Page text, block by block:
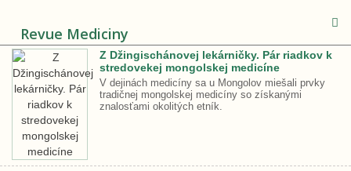
Revue Mediciny
Z Džingischánovej lekárničky. Pár riadkov k
stredovekej mongolskej medicíne
V dejinách medicíny sa u Mongolov miešali prvky
tradičnej mongolskej medicíny so získanými
znalosťami okolitých etník.